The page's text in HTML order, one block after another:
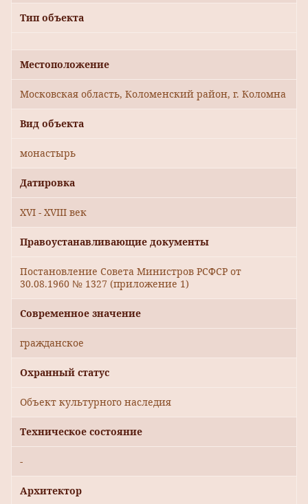
Тип объекта
Местоположение
Московская область, Коломенский район, г. Коломна
Вид объекта
монастырь
Датировка
XVI - XVIII век
Правоустанавливающие документы
Постановление Совета Министров РСФСР от
30.08.1960 № 1327 (приложение 1)
Современное значение
гражданское
Охранный статус
Объект культурного наследия
Техническое состояние
-
Архитектор